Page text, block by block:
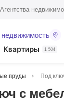
Агентства
недвижимость
Квартиры 1 504
пруды Под
с